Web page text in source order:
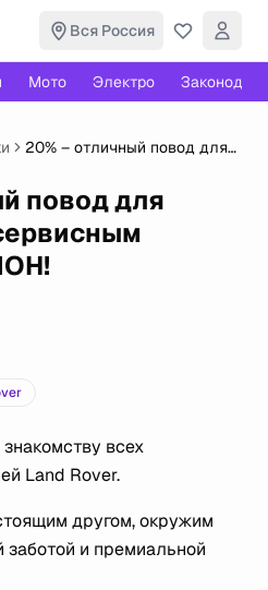
Вся Россия
Мото Электро
20% – отличный повод для
центром АВИЛОН!
повод для
всех
Land Rover.
другом, окружим
и премиальной